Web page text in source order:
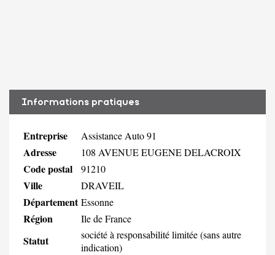
Informations pratiques
Entreprise Assistance Auto 91
Adresse 108 AVENUE EUGENE DELACROIX
Code postal 91210
Ville DRAVEIL
Département Essonne
Région Ile de France
Statut
société à responsabilité limitée (sans autre
indication)